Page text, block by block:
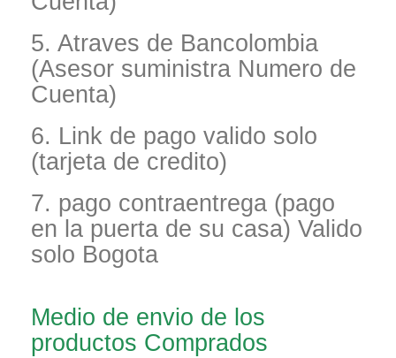
5. Atraves de Bancolombia
(Asesor suministra Numero de
Cuenta)
6. Link de pago valido solo
(tarjeta de credito)
7. pago contraentrega (pago
en la puerta de su casa) Valido
solo Bogota
Medio de envio de los
productos Comprados